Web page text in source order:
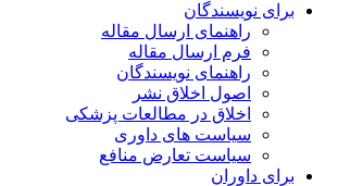
برای نویسندگان
راهنمای ارسال مقاله
فرم ارسال مقاله
راهنمای نویسندگان
اصول اخلاق نشر
اخلاق در مطالعات پزشکی
سیاست های داوری
سیاست تعارض منافع
برای داوران